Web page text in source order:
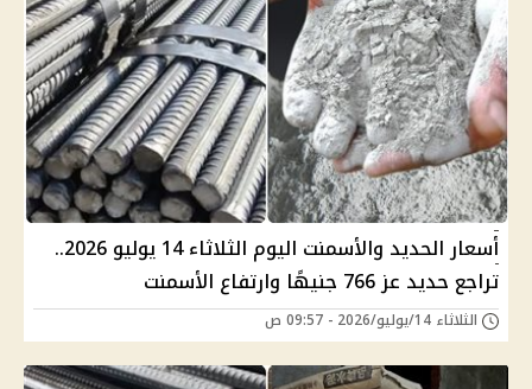
أسعار الحديد والأسمنت اليوم الثلاثاء 14 يوليو 2026..
تراجع حديد عز 766 جنيهًا وارتفاع الأسمنت
الثلاثاء 14/يوليو/2026 - 09:57 ص